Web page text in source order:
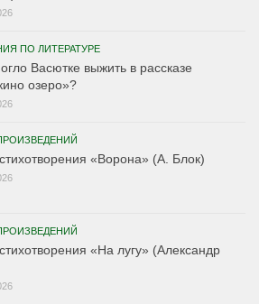
ПО ЛИТЕРАТУРЕ
Васютке выжить в рассказе
озеро»?
«Ворона» (А. Блок)
«На лугу» (Александр